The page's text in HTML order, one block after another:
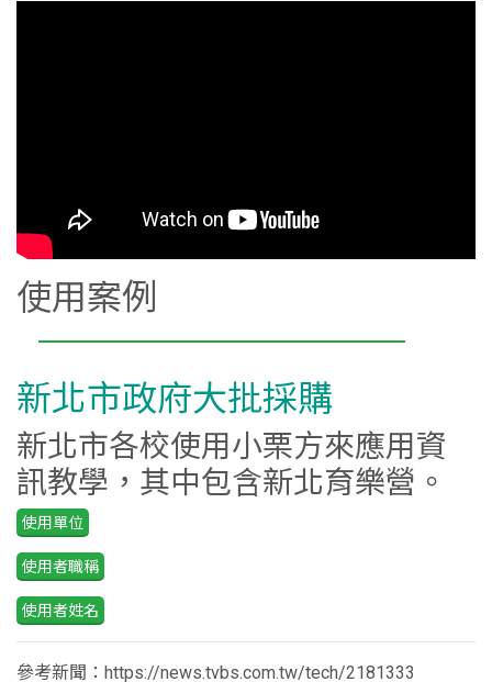
使用案例
新北市政府大批採購
新北市各校使用小栗方來應用資
訊教學，其中包含新北育樂營。
使用單位
使用者職稱
使用者姓名
參考新聞：https://news.tvbs.com.tw/tech/2181333